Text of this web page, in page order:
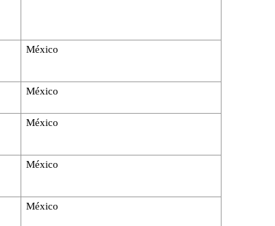
México
México
México
México
México